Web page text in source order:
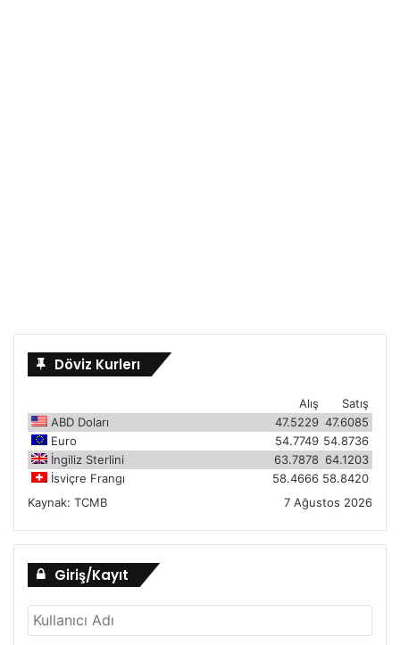
Döviz Kurlerı
Satış
Alış
ABD Doları
47.6085
47.5229
Euro
54.8736
54.7749
İngiliz Sterlini
64.1203
63.7878
İsviçre Frangı
58.8420
58.4666
Kaynak: TCMB 7 Ağustos 2026
Giriş/Kayıt